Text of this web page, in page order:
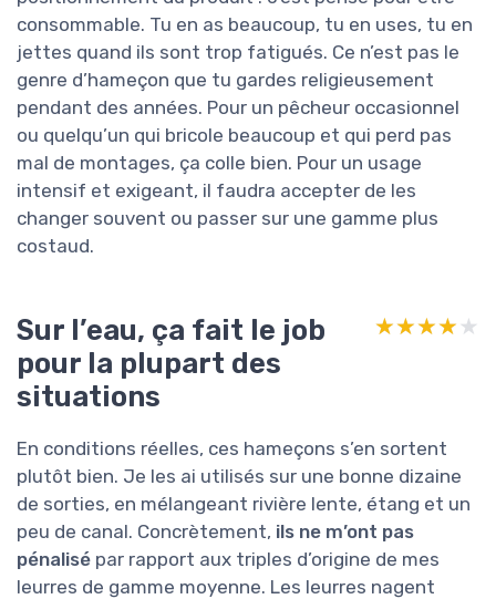
consommable. Tu en as beaucoup, tu en uses, tu en
jettes quand ils sont trop fatigués. Ce n’est pas le
genre d’hameçon que tu gardes religieusement
pendant des années. Pour un pêcheur occasionnel
ou quelqu’un qui bricole beaucoup et qui perd pas
mal de montages, ça colle bien. Pour un usage
intensif et exigeant, il faudra accepter de les
changer souvent ou passer sur une gamme plus
costaud.
Sur l’eau, ça fait le job
pour la plupart des
situations
★★★★★
★★★★★
En conditions réelles, ces hameçons s’en sortent
plutôt bien. Je les ai utilisés sur une bonne dizaine
de sorties, en mélangeant rivière lente, étang et un
peu de canal. Concrètement, ils ne m’ont pas
pénalisé par rapport aux triples d’origine de mes
leurres de gamme moyenne. Les leurres nagent